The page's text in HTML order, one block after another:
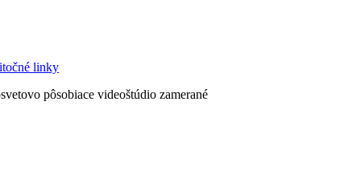
linky
pôsobiace videoštúdio zamerané